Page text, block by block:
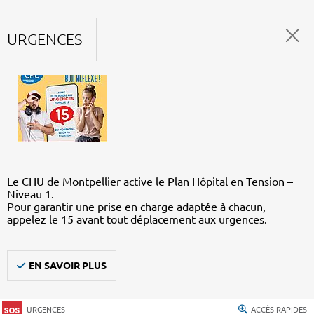
URGENCES
Le CHU de Montpellier active le Plan Hôpital en Tension –
Niveau 1.
Pour garantir une prise en charge adaptée à chacun,
appelez le 15 avant tout déplacement aux urgences.
EN SAVOIR PLUS
URGENCES ACCÈS RAPIDES